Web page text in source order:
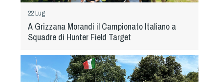
22 Lug
A Grizzana Morandi il Campionato Italiano a
Squadre di Hunter Field Target
Agility